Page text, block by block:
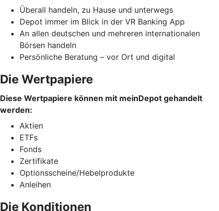
Überall handeln, zu Hause und unterwegs
Depot immer im Blick in der VR Banking App
An allen deutschen und mehreren internationalen
Börsen handeln
Persönliche Beratung – vor Ort und digital
Die Wertpapiere
Diese Wertpapiere können mit meinDepot gehandelt
werden:
Aktien
ETFs
Fonds
Zertifikate
Optionsscheine/Hebelprodukte
Anleihen
Die Konditionen